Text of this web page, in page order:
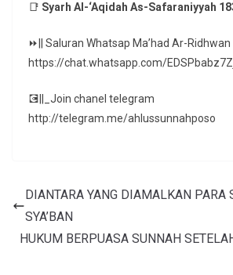
📑 Syarh Al-‘Aqidah As-Safaraniyyah
⏩|| Saluran Whatsap Ma’had Ar-Ridhwan
https://chat.whatsapp.com/
💽||_Join chanel telegram
http://telegram.me/ahlussunnahposo
DIANTARA YANG DIAMALKAN PARA
SYA’BAN
HUKUM BERPUASA SUNNAH